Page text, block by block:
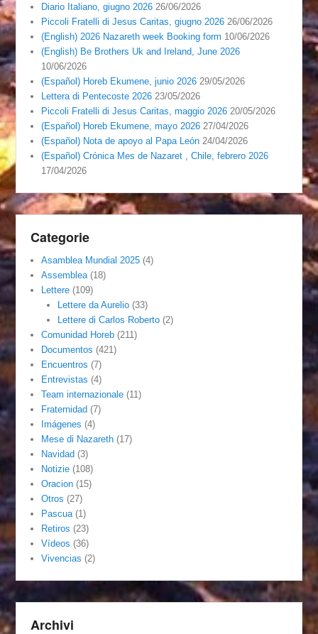
Diario Italiano, giugno 2026 26/06/2026
Piccoli Fratelli di Jesus Caritas, giugno 2026 26/06/2026
(English) 2026 Nazareth week Booking form 10/06/2026
(English) Be Brothers Uk and Ireland, June 2026
10/06/2026
(Español) Horeb Ekumene, junio 2026 29/05/2026
Lettera di Pentecoste 2026 23/05/2026
Piccoli Fratelli di Jesus Caritas, maggio 2026 20/05/2026
(Español) Horeb Ekumene, mayo 2026 27/04/2026
(Español) Nota de apoyo al Papa León 24/04/2026
(Español) Crónica Mes de Nazaret , Chile, febrero 2026
17/04/2026
Categorie
Asamblea Mundial 2025 (4)
Assemblea (18)
Lettere (109)
Lettere da Aurelio(33)
Lettere di Carlos Roberto(2)
Comunidad Horeb (211)
Documentos (421)
Encuentros (7)
Entrevistas (4)
Team internazionale (11)
Fraternidad (7)
Imágenes (4)
Mese di Nazareth (17)
Navidad (3)
Notizie (108)
Oracion (15)
Otros (27)
Pascua (1)
Retiros (23)
Vídeos (36)
Vivencias (2)
Archivi